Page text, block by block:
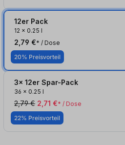
12er Pack
12 x 0.25 l
2,79 €* / Dose
20% Preisvorteil
3x 12er Spar-Pack
36 x 0.25 l
2,79 € 2,71 €* / Dose
22% Preisvorteil